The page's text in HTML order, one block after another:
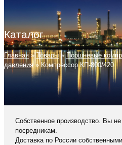
Каталог
Главная »Товары» Поршневые
давления»Компрессор КП-800/420
Собственное производство. Вы
посредникам.
Доставка по России